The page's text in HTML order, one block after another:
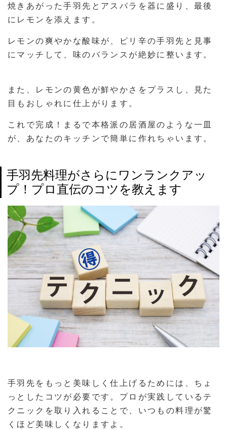
焼きあがった手羽先とアスパラを器に盛り、最後
にレモンを添えます。
レモンの爽やかな酸味が、ピリ辛の手羽先と見事
にマッチして、味のバランスが絶妙に整います。
また、レモンの黄色が鮮やかさをプラスし、見た
目もおしゃれに仕上がります。
これで完成！まるで本格派の居酒屋のような一皿
が、あなたのキッチンで簡単に作れちゃいます。
手羽先料理がさらにワンランクアッ
プ！プロ直伝のコツを教えます
手羽先をもっと美味しく仕上げるためには、ちょ
っとしたコツが必要です。プロが実践しているテ
クニックを取り入れることで、いつもの料理が驚
くほど美味しくなりますよ。